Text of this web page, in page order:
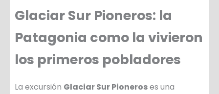
Glaciar Sur Pioneros: la
Patagonia como la vivieron
los primeros pobladores
La excursión Glaciar Sur Pioneroses una